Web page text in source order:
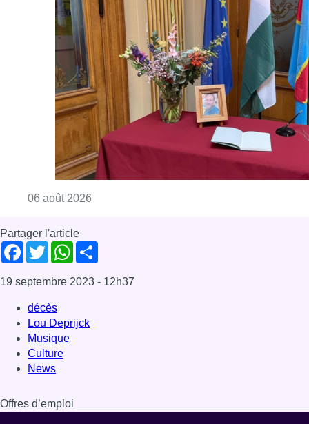
06 août 2026 Consulter l'article "La Commune d’Ixelles
Partager l'article
TwitterWhatsApp
Share
19 septembre 2023- 12h37
décès
Lou Deprijck
Musique
Culture
News